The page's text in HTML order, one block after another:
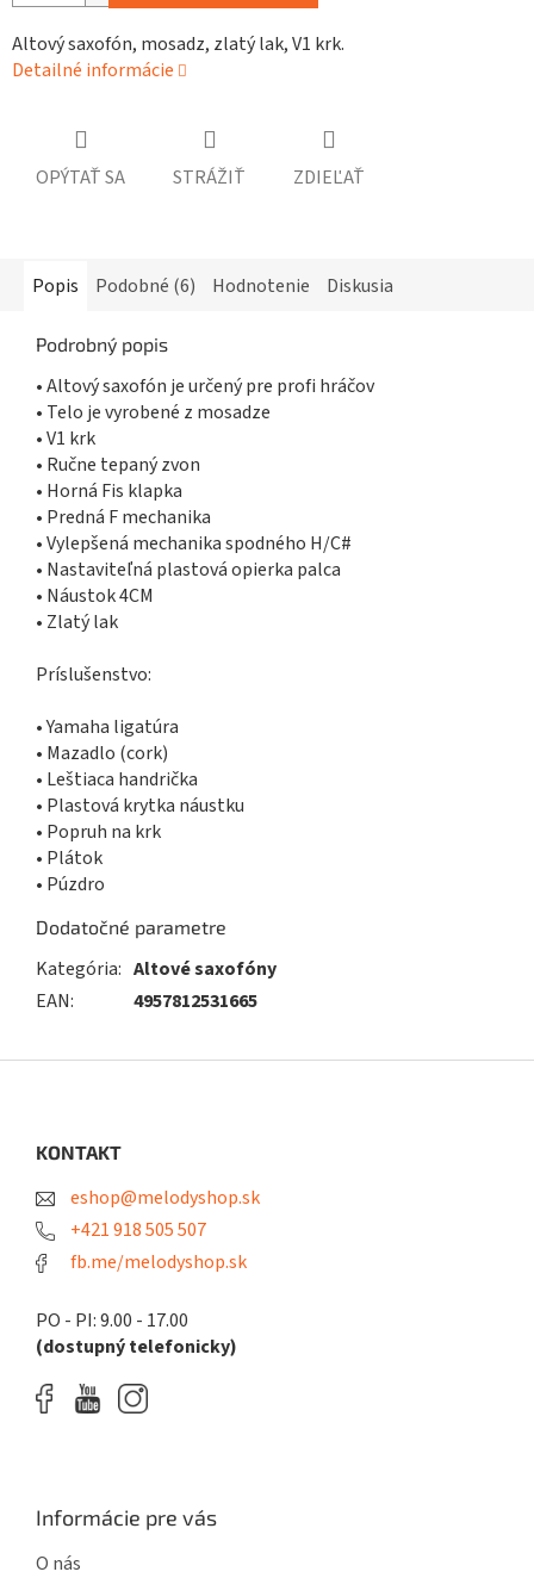
Altový saxofón, mosadz, zlatý lak, V1 krk.
Detailné informácie
OPÝTAŤ SA STRÁŽIŤ ZDIEĽAŤ
Popis Podobné (6) Hodnotenie Diskusia
Podrobný popis
• Altový saxofón je určený pre profi hráčov
• Telo je vyrobené z mosadze
• V1 krk
• Ručne tepaný zvon
• Horná Fis klapka
• Predná F mechanika
• Vylepšená mechanika spodného H/C#
• Nastaviteľná plastová opierka palca
• Náustok 4CM
• Zlatý lak
Príslušenstvo:
• Yamaha ligatúra
• Mazadlo (cork)
• Leštiaca handrička
• Plastová krytka náustku
• Popruh na krk
• Plátok
• Púzdro
Dodatočné parametre
Kategória: Altové saxofóny
EAN: 4957812531665
KONTAKT
eshop@melodyshop.sk
+421 918 505 507
fb.me/melodyshop.sk
PO - PI: 9.00 - 17.00
(dostupný telefonicky)
Informácie pre vás
O nás